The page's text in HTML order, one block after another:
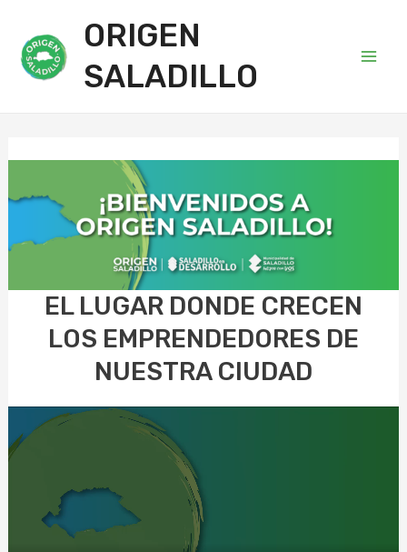
ORIGEN
SALADILLO
EL LUGAR DONDE CRECEN
LOS EMPRENDEDORES DE
NUESTRA CIUDAD